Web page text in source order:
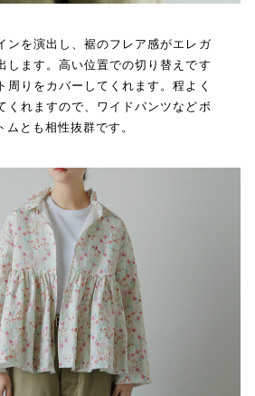
ンを演出し、裾のフレア感がエレガ
します。高い位置での切り替えです
周りをカバーしてくれます。程よく
くれますので、ワイドパンツなどボ
とも相性抜群です。